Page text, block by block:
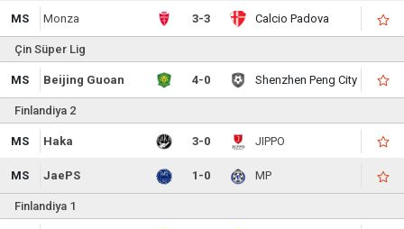
MS Monza 3-3 Calcio Padova
Çin Süper Lig
MS Beijing Guoan 4-0 Shenzhen Peng City
Finlandiya 2
MS Haka 3-0 JIPPO
MS JaePS 1-0 MP
Finlandiya 1